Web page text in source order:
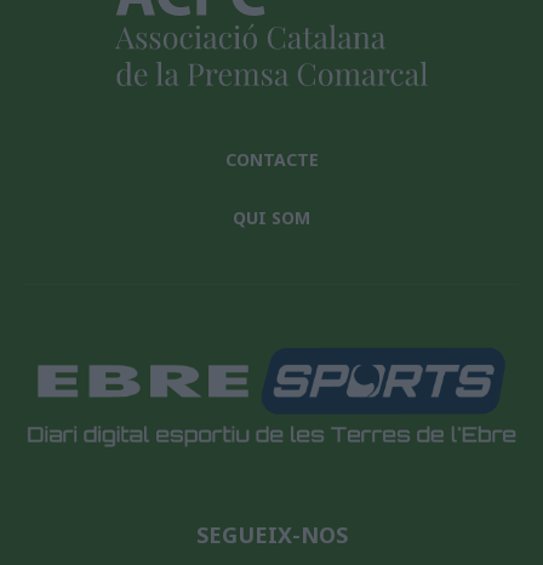
CONTACTE
QUI SOM
SEGUEIX-NOS